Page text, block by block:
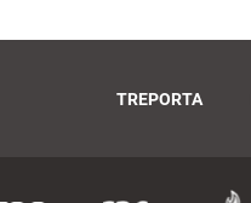
TREPORTA